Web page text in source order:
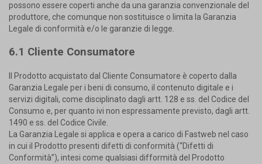
possono essere coperti anche da una garanzia convenzionale del
produttore, che comunque non sostituisce o limita la Garanzia
Legale di conformità e/o le garanzie di legge.
6.1 Cliente Consumatore
Il Prodotto acquistato dal Cliente Consumatore è coperto dalla
Garanzia Legale per i beni di consumo, il contenuto digitale e i
servizi digitali, come disciplinato dagli artt. 128 e ss. del Codice del
Consumo e, per quanto ivi non espressamente previsto, dagli artt.
1490 e ss. del Codice Civile.
La Garanzia Legale si applica e opera a carico di Fastweb nel caso
in cui il Prodotto presenti difetti di conformità (“Difetti di
Conformità”), intesi come qualsiasi difformità del Prodotto